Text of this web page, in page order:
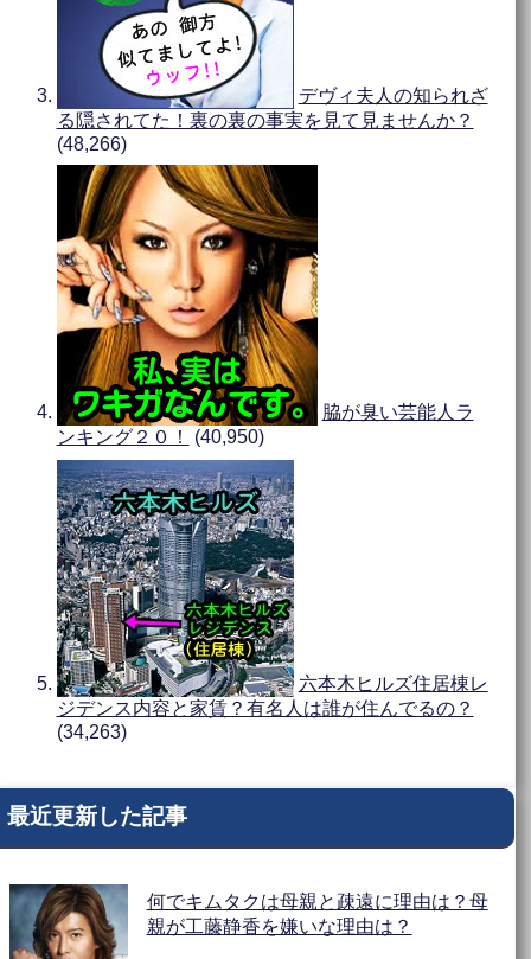
デヴィ夫人の知られざ
る隠されてた！裏の裏の事実を見て見ませんか？
(48,266)
脇が臭い芸能人ラ
ンキング２０！
(40,950)
六本木ヒルズ住居棟レ
ジデンス内容と家賃？有名人は誰が住んでるの？
(34,263)
最近更新した記事
何でキムタクは母親と疎遠に理由は？母
親が工藤静香を嫌いな理由は？